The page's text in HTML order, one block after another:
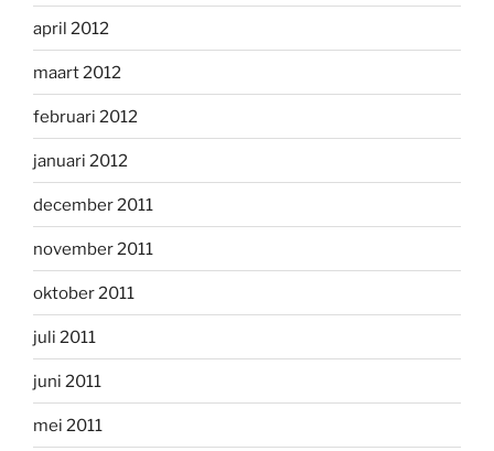
april 2012
maart 2012
februari 2012
januari 2012
december 2011
november 2011
oktober 2011
juli 2011
juni 2011
mei 2011